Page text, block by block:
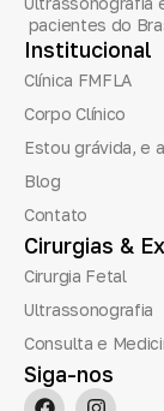
pacientes do
Institucional
Clínica FMFLA
Corpo Clínico
Estou grávida, e
Blog
Contato
Cirurgias &
Cirurgia Fetal
Ultrassonografia
Consulta e
Siga-nos